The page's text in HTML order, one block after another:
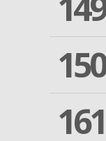
150
161